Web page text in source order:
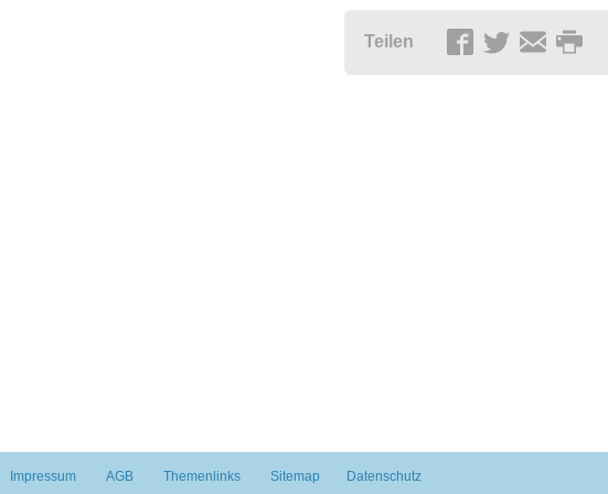
Teilen
Impressum AGB Themenlinks Sitemap Datenschutz